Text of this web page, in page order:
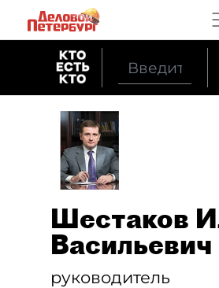
Шестаков
Васильевич
руководитель